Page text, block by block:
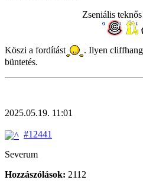
Zseniális
Köszi a fordítást . Ilyen
büntetés.
2025.05.19. 11:01
#12441
Severum
Hozzászólások: 2112